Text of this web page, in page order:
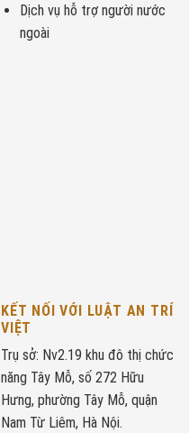
Dịch vụ hỗ trợ người nước
ngoài
KẾT NỐI VỚI LUẬT AN TRÍ
VIỆT
Trụ sở: Nv2.19 khu đô thị chức
năng Tây Mỗ, số 272 Hữu
Hưng, phường Tây Mỗ, quận
Nam Từ Liêm, Hà Nội.